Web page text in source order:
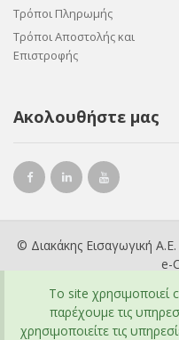
Τρόποι Πληρωμής
Τρόποι Αποστολής και
Επιστροφής
Ακολουθήστε μας
© Διακάκης Εισαγωγική
e-
To site χρησιμοποιεί
παρέχουμε τις
χρησιμοποιείτε τις